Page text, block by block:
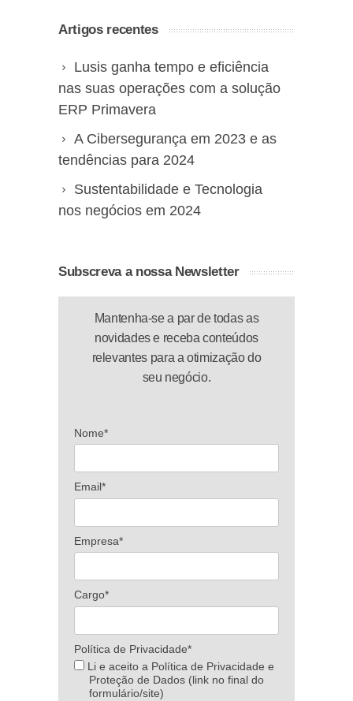
Artigos recentes
Lusis ganha tempo e eficiência
nas suas operações com a solução
ERP Primavera
A Cibersegurança em 2023 e as
tendências para 2024
Sustentabilidade e Tecnologia
nos negócios em 2024
Subscreva a nossa Newsletter
Mantenha-se a par de todas as
novidades e receba conteúdos
relevantes para a otimização do
seu negócio.
Nome*
Email*
Empresa*
Cargo*
Política de Privacidade*
Li e aceito a Política de Privacidade e
Proteção de Dados (link no final do
formulário/site)